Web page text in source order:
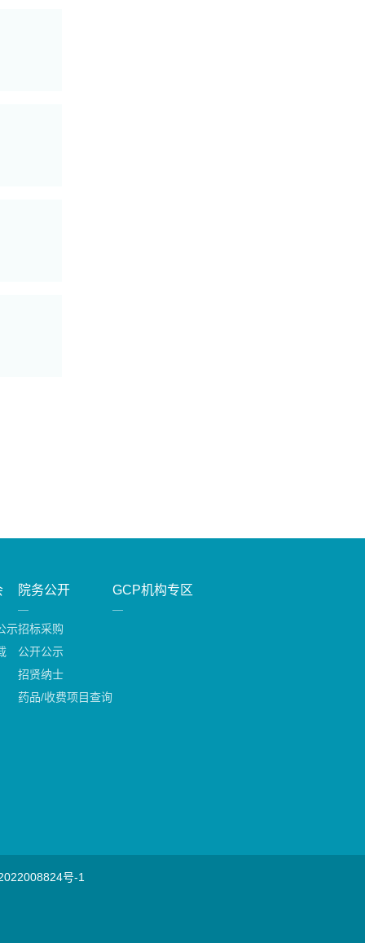
示
院务公开
招标采购
公开公示
招贤纳士
药品/收费项目查询
GCP机构专区
号-1